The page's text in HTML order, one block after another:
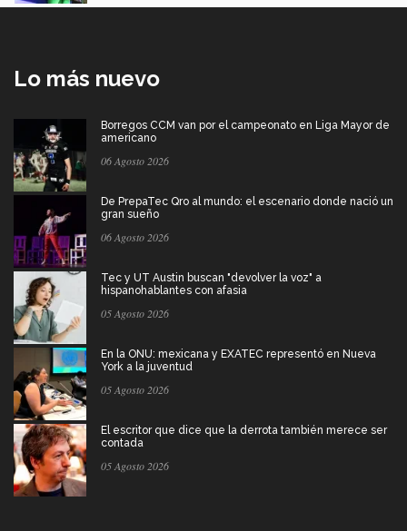
Lo más nuevo
Borregos CCM van por el campeonato en Liga Mayor de
americano
06 Agosto 2026
De PrepaTec Qro al mundo: el escenario donde nació un
gran sueño
06 Agosto 2026
Tec y UT Austin buscan "devolver la voz" a
hispanohablantes con afasia
05 Agosto 2026
En la ONU: mexicana y EXATEC representó en Nueva
York a la juventud
05 Agosto 2026
El escritor que dice que la derrota también merece ser
contada
05 Agosto 2026